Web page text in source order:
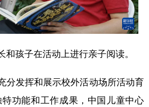
村振兴 银龄 溯源中国
旅游 能源 会展
娱乐 时尚 悦读
带一路 亚太网 上市公司
孩子在活动上进行亲子阅读。
发挥和展示校外活动场所活动育
功能和工作成果，中国儿童中心